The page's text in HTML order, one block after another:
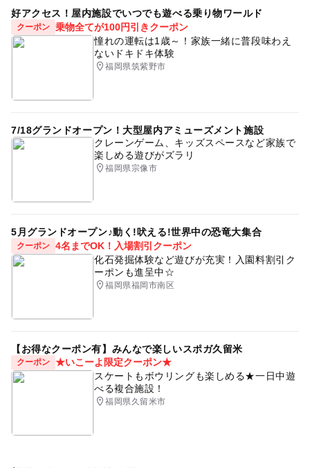
好アクセス！屋内施設でいつでも遊べる乗り物ワールド
クーポン 乗物全てが100円引きクーポン
憧れの運転は1歳～！家族一緒に普段味わえ
ないドキドキ体験
福岡県筑紫野市
7/18グランドオープン！大型屋内アミューズメント施設
クレーンゲーム、キッズスペースなど家族で
楽しめる遊びがズラリ
福岡県宗像市
5月グランドオープン♪動く!吠える!世界中の恐竜大集合
クーポン 4名までOK！入場割引クーポン
化石発掘体験など遊びが充実！入園料割引ク
ーポンも進呈中☆
福岡県福岡市南区
【お得なクーポン有】みんなで楽しいスポガ久留米
クーポン ★いこーよ限定クーポン★
スケートもボウリングも楽しめる★一日中遊
べる複合施設！
福岡県久留米市